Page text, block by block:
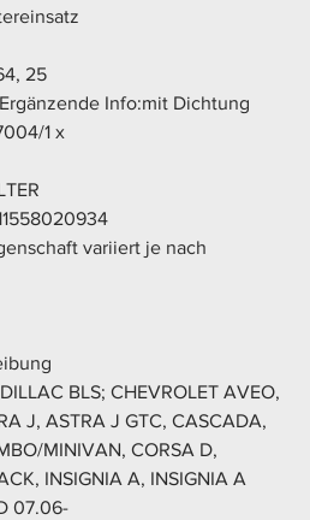
25
Info:mit Dichtung
1 x
variiert je nach
BLS; CHEVROLET AVEO,
J, ASTRA J GTC, CASCADA,
MINIVAN, CORSA D,
INSIGNIA A, INSIGNIA A
07.06-